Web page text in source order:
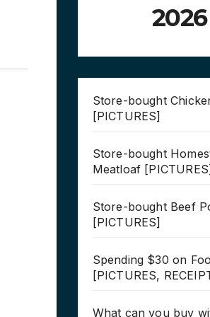
2026
Store-bought
[PICTURES]
Store-bought
Meatloaf [PICTURES]
Store-bought Beef
[PICTURES]
Spending $30 on
[PICTURES,
What can you buy